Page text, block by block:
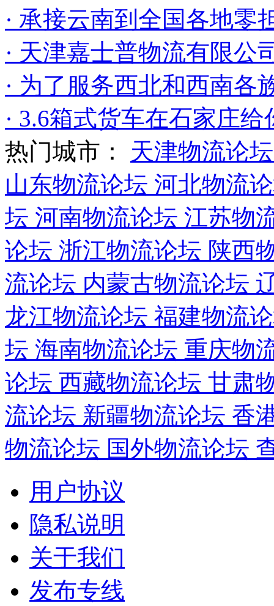
· 承接云南到全国各地零
· 天津嘉士普物流有限公
· 为了服务西北和西南各
· 3.6箱式货车在石家庄给
热门城市：
天津物流论
山东物流论坛 河北物流
坛 河南物流论坛 江苏物
论坛 浙江物流论坛 陕西
流论坛 内蒙古物流论坛
龙江物流论坛 福建物流
坛 海南物流论坛 重庆物
论坛 西藏物流论坛 甘肃
流论坛 新疆物流论坛 香
物流论坛 国外物流论坛
用户协议
隐私说明
关于我们
发布专线